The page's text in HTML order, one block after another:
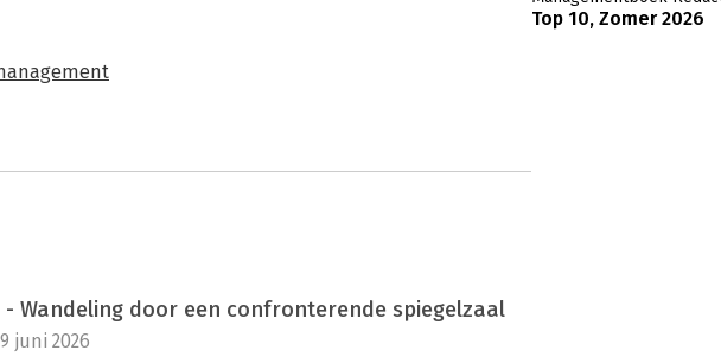
Wandeling door een confronterende spiegelzaal
juni 2026
Top 10, Zomer 2026